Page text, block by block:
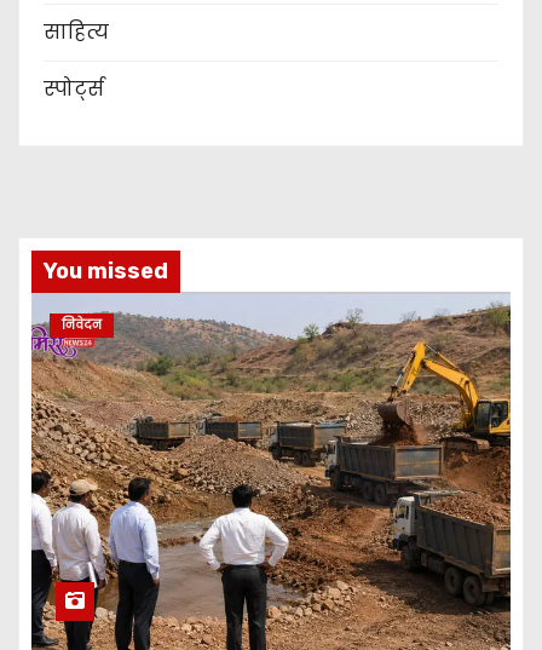
साहित्य
स्पोर्ट्स
You missed
निवेदन